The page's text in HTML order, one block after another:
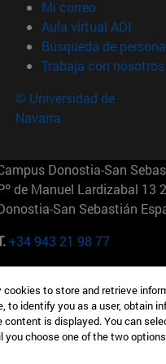
Mi correo(abre en
Aula virtual ADI
Búsqueda de
Trabaja con nosotros
© Universidad de
Navarra
Donostia-San
de Manuel Lardizabal 13
San Sebastián
+34 943 21 98 77
W 57th St 10019-2201
+1 646 346 8850
to store and retrieve
identify you as a user, obtain
is displayed. You can
choose one of the two